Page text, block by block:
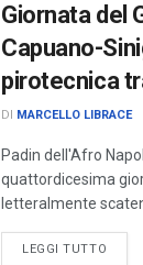
Giornata del
Capuano-
pirotecnica
DI MARCELLO LIBRACE
Padin dell'Afro
quattordicesima
letteralmente
LEGGI TUTTO